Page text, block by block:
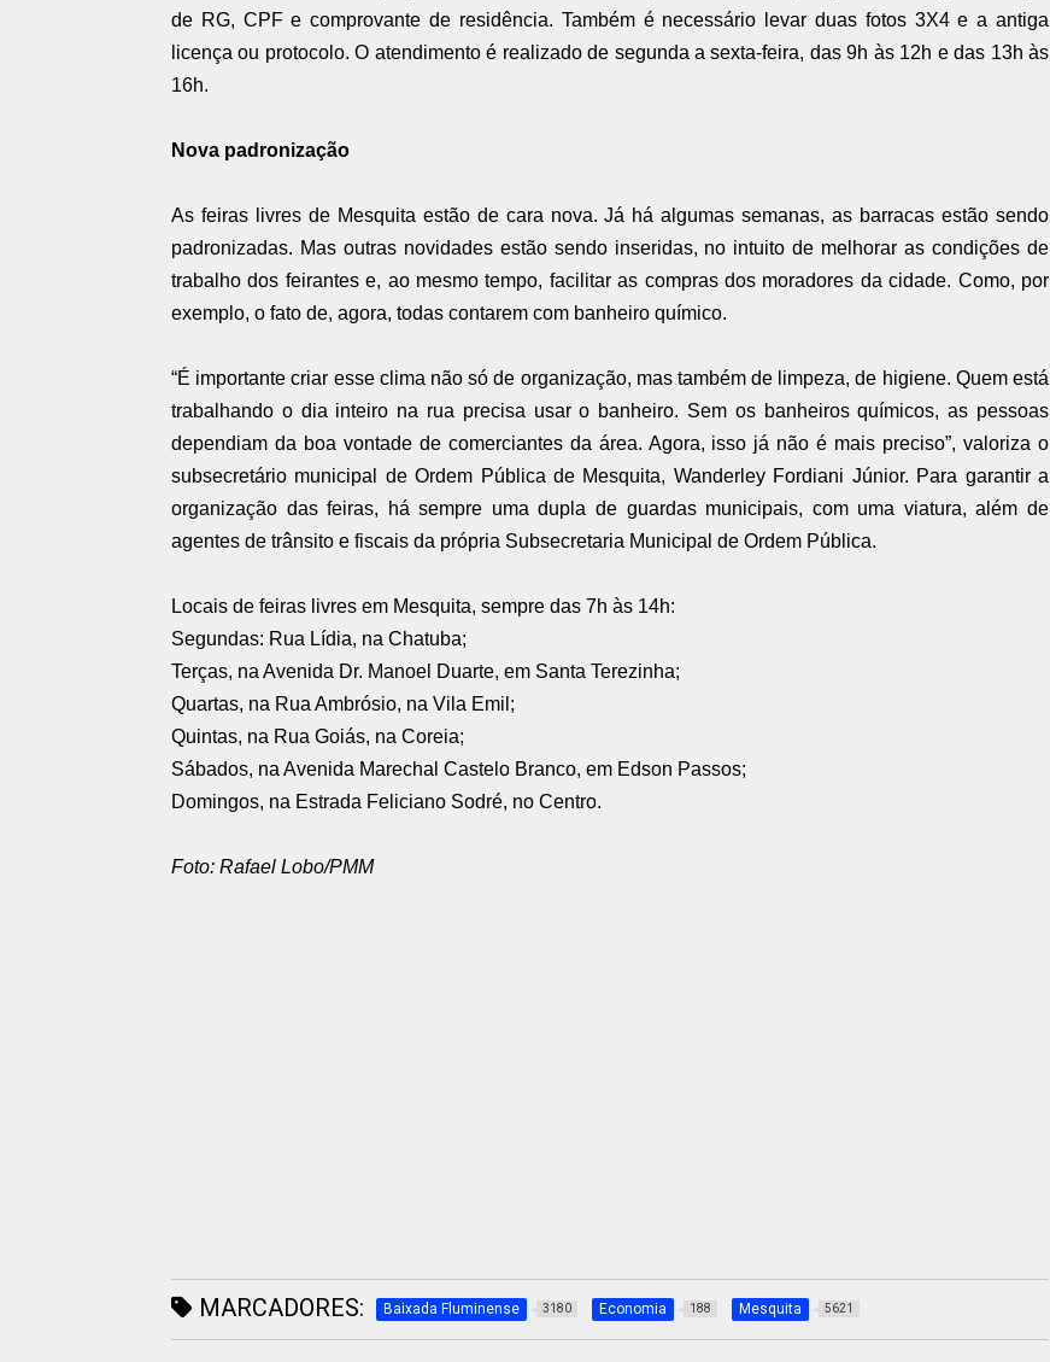
de RG, CPF e comprovante de residência. Também é necessário levar duas fotos 3X4 e a antiga
licença ou protocolo. O atendimento é realizado de segunda a sexta-feira, das 9h às 12h e das 13h às
16h.
Nova padronização
As feiras livres de Mesquita estão de cara nova. Já há algumas semanas, as barracas estão sendo
padronizadas. Mas outras novidades estão sendo inseridas, no intuito de melhorar as condições de
trabalho dos feirantes e, ao mesmo tempo, facilitar as compras dos moradores da cidade. Como, por
exemplo, o fato de, agora, todas contarem com banheiro químico.
“É importante criar esse clima não só de organização, mas também de limpeza, de higiene. Quem está
trabalhando o dia inteiro na rua precisa usar o banheiro. Sem os banheiros químicos, as pessoas
dependiam da boa vontade de comerciantes da área. Agora, isso já não é mais preciso”, valoriza o
subsecretário municipal de Ordem Pública de Mesquita, Wanderley Fordiani Júnior. Para garantir a
organização das feiras, há sempre uma dupla de guardas municipais, com uma viatura, além de
agentes de trânsito e fiscais da própria Subsecretaria Municipal de Ordem Pública.
Locais de feiras livres em Mesquita, sempre das 7h às 14h:
Segundas: Rua Lídia, na Chatuba;
Terças, na Avenida Dr. Manoel Duarte, em Santa Terezinha;
Quartas, na Rua Ambrósio, na Vila Emil;
Quintas, na Rua Goiás, na Coreia;
Sábados, na Avenida Marechal Castelo Branco, em Edson Passos;
Domingos, na Estrada Feliciano Sodré, no Centro.
Foto: Rafael Lobo/PMM
MARCADORES: Baixada Fluminense 3180 Economia 188 Mesquita 5621